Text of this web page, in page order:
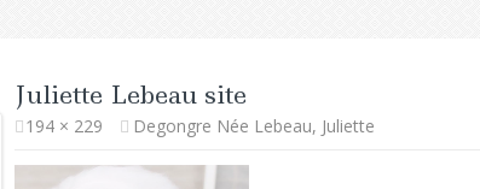
Juliette Lebeau site
194 × 229 Degongre Née Lebeau, Juliette